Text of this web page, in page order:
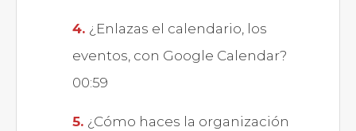
¿Enlazas el calendario, los
eventos, con Google Calendar?
00:59
¿Cómo haces la organización